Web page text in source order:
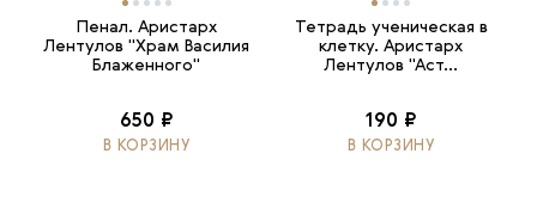
Пенал. Аристарх
Лентулов "Храм Василия
Блаженного"
650 ₽
В КОРЗИНУ
Тетрадь ученическая в
клетку. Аристарх
Лентулов "Аст...
190 ₽
В КОРЗИНУ